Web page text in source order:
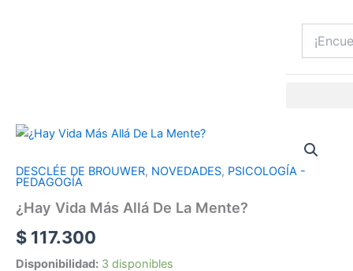
DESCLÉE DE BROUWER, NOVEDADES, PSICOLOGÍA -
PEDAGOGÍA
¿Hay Vida Más Allá De La Mente?
$ 117.300
Disponibilidad: 3 disponibles
¿Hay
Allá
La
cantidad